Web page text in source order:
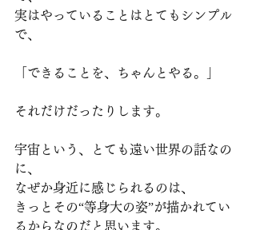
実はやっていることはとてもシンプル
で、
「できることを、ちゃんとやる。」
それだけだったりします。
宇宙という、とても遠い世界の話なの
に、
なぜか身近に感じられるのは、
きっとその“等身大の姿”が描かれてい
るからなのだと思います。